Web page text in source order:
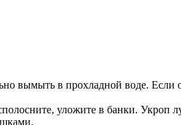
вымыть в прохладной воде.
уложите в банки. Укроп